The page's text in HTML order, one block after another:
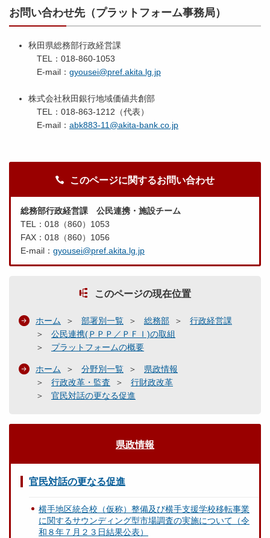
お問い合わせ先（プラットフォーム事務局）
秋田県総務部行政経営課
TEL：018-860-1053
E-mail： gyousei@pref.akita.lg.jp
株式会社秋田銀行地域価値共創部
TEL：018-863-1212（代表）
E-mail： abk883-11@akita-bank.co.jp
このページに関するお問い合わせ
総務部行政経営課 公民連携・施設チーム
TEL：018（860）1053
FAX：018（860）1056
E-mail： gyousei@pref.akita.lg.jp
このページの現在位置
ホーム 部署別一覧 総務部
行政経営課
公民連携(ＰＰＰ／ＰＦＩ)の取組
プラットフォームの概要
ホーム 分野別一覧
県政情報
行政改革・監査
行財政改革
官民対話の更なる促進
県政情報
官民対話の更なる促進
横手地区統合校（仮称）整備及び横手支援学校移転事業
に関するサウンディング型市場調査の実施について（令
和８年７月２３日結果公表）